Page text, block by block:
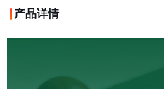
产品详情